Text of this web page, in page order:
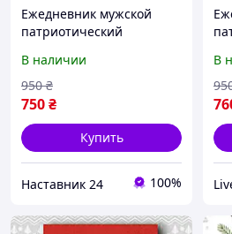
Ежедневник мужской
патриотический
недатированный,
деловой блокнот
208страниц
В наличии
750₴
950 ₴
Купить
Наставник 24 100%
В